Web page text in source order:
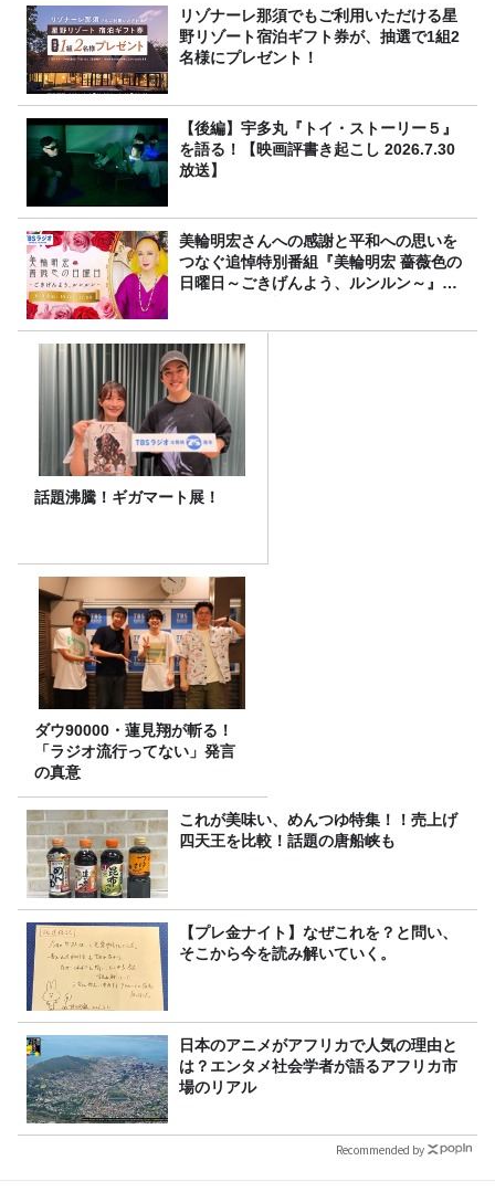
リゾナーレ那須でもご利用いただける星
野リゾート宿泊ギフト券が、抽選で1組2
名様にプレゼント！
【後編】宇多丸『トイ・ストーリー５』
を語る！【映画評書き起こし 2026.7.30
放送】
美輪明宏さんへの感謝と平和への思いを
つなぐ追悼特別番組『美輪明宏 薔薇色の
日曜日～ごきげんよう、ルンルン～』
話題沸騰！ギガマート展！
ダウ90000・蓮見翔が斬る！
「ラジオ流行ってない」発言
の真意
これが美味い、めんつゆ特集！！売上げ
四天王を比較！話題の唐船峡も
【プレ金ナイト】なぜこれを？と問い、
そこから今を読み解いていく。
日本のアニメがアフリカで人気の理由と
は？エンタメ社会学者が語るアフリカ市
場のリアル
Recommended by